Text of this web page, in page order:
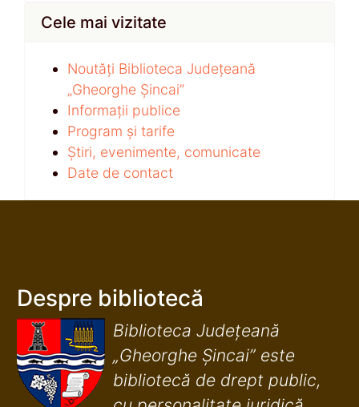
Cele mai vizitate
Noutăți Biblioteca Județeană
„Gheorghe Șincai”
Informații publice
Program și tarife
Știri, evenimente, comunicate
Date de contact
Despre bibliotecă
Biblioteca Județeană
„Gheorghe Șincai” este
bibliotecă de drept public,